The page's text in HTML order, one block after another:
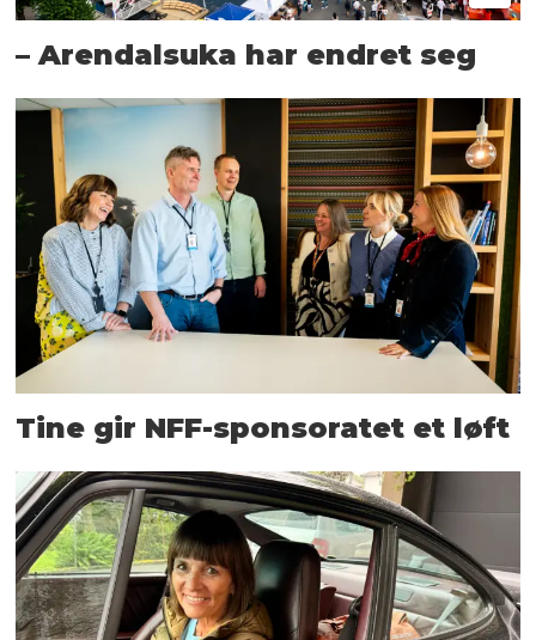
– Arendalsuka har endret seg
Tine gir NFF-sponsoratet et løft